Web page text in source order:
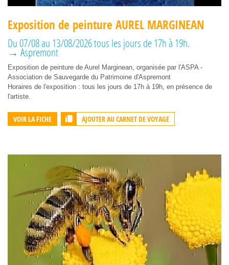
Exposition de peinture AUREL MARGINEAN
Du 07/08 au 13/08/2026 tous les jours de 17h à 19h.
→ Aspremont
Exposition de peinture de Aurel Marginean, organisée par l'ASPA -
Association de Sauvegarde du Patrimoine d'Aspremont
Horaires de l'exposition : tous les jours de 17h à 19h, en présence de
l'artiste.
VOIR LA FICHE AJOUTER AU CARNET DE VOYAGE